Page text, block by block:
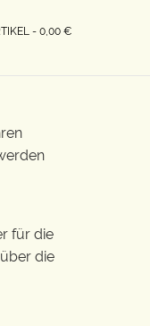
- 0,00 €
für die
die